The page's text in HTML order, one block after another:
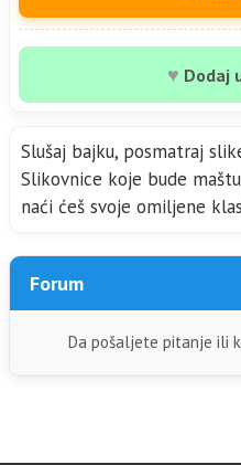
♥ Dodaj
Slušaj bajku, posmatraj
Slikovnice koje bude
naći ćeš svoje omiljene
Forum
Da pošaljete pitanje ili